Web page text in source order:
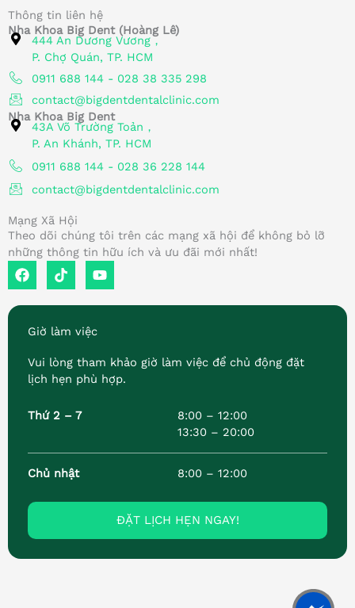
Thông tin liên hệ
Nha Khoa Big Dent (Hoàng Lê)
444 An Dương Vương，
P. Chợ Quán, TP. HCM
0911 688 144 - 028 38 335 298
contact@bigdentdentalclinic.com
Nha Khoa Big Dent
43A Võ Trường Toản，
P. An Khánh, TP. HCM
0911 688 144 - 028 36 228 144
contact@bigdentdentalclinic.com
Mạng Xã Hội
Theo dõi chúng tôi trên các mạng xã hội để không bỏ lỡ
những thông tin hữu ích và ưu đãi mới nhất!
F
a
c
e
o
k
T
i
k
t
k
Y
o
u
t
Giờ làm việc
Vui lòng tham khảo giờ làm việc để chủ động đặt
lịch hẹn phù hợp.
Thứ 2 – 7
8:00 – 12:00
13:30 – 20:00
Chủ nhật 8:00 – 12:00
ĐẶT LỊCH HẸN NGAY!